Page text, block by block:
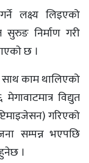
लक्ष्य लिइएको
निर्माण गरी
छ ।
साथ काम थालिएको
विद्युत
गरिएको
सम्पन्न भएपछि
।